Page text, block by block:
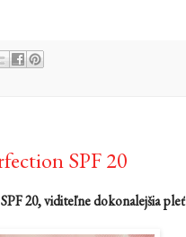
SPF 20
20, viditeľne dokonalejšia pleť